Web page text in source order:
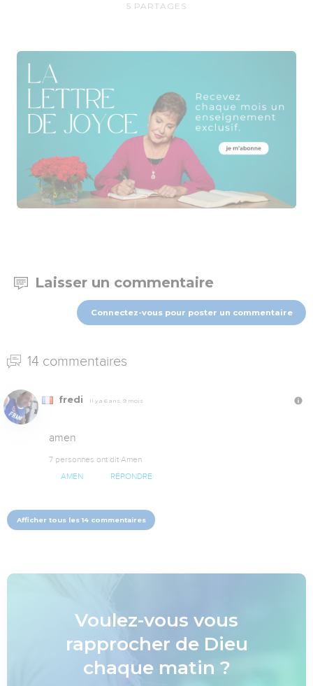
5 PARTAGES
Laisser un commentaire
Connectez-vous pour poster un commentaire
14 commentaires
fredi Il y a 6 ans, 9 mois
amen
7 personnes ont dit Amen
AMEN RÉPONDRE
Afficher tous les 14 commentaires
Voulez-vous vous
rapprocher de Dieu
chaque matin ?